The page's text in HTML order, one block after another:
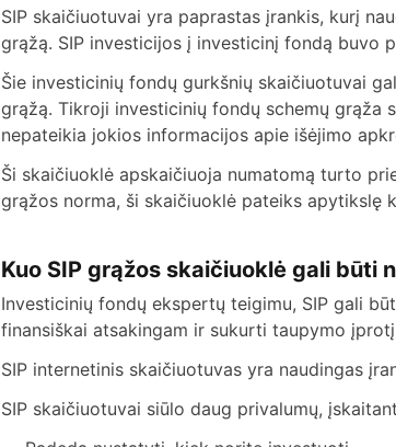
SIP skaičiuotuvai yra paprastas įrankis, kurį
grąžą. SIP investicijos į investicinį fondą buvo
Šie investicinių fondų gurkšnių skaičiuotuvai
grąžą. Tikroji investicinių fondų schemų grąža
nepateikia jokios informacijos apie išėjimo
Ši skaičiuoklė apskaičiuoja numatomą turto
grąžos norma, ši skaičiuoklė pateiks apytikslę
Kuo SIP grąžos skaičiuoklė gali būti
Investicinių fondų ekspertų teigimu, SIP gali
finansiškai atsakingam ir sukurti taupymo
SIP internetinis skaičiuotuvas yra naudingas
SIP skaičiuotuvai siūlo daug privalumų,